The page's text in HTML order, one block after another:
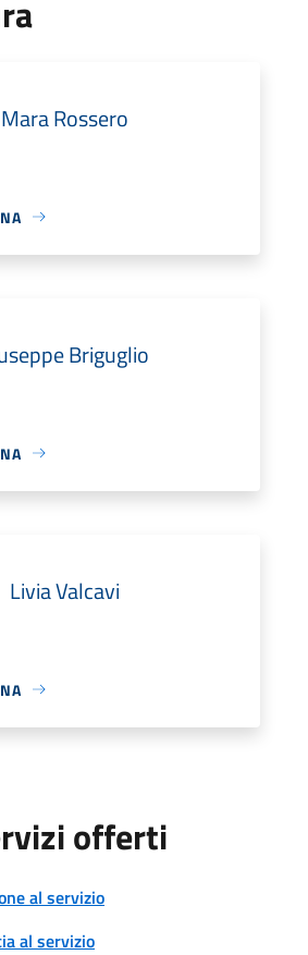
Mara Rossero
Briguglio
Livia Valcavi
offerti
al servizio
al servizio